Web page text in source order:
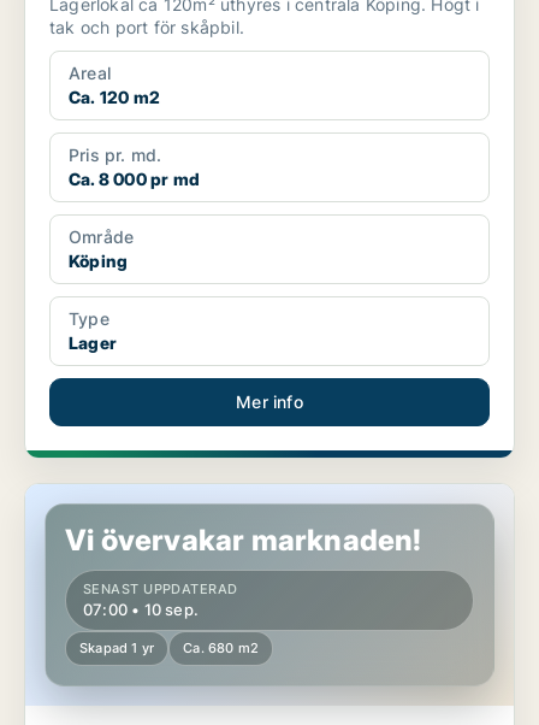
Lagerlokal ca 120m² uthyres i centrala Köping. Högt i
tak och port för skåpbil.
Areal
Ca. 120 m2
Pris pr. md.
Ca. 8 000 pr md
Område
Köping
Type
Lager
Mer info
Lager i Köping
Vi övervakar marknaden!
SENAST UPPDATERAD
07:00 • 10 sep.
Skapad 1 yr Ca. 680 m2